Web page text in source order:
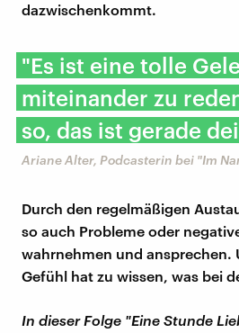
dazwischenkommt.
"Es ist eine tolle
miteinander zu
so, das ist gerade
Ariane Alter, Podcasterin bei "Im
Durch den regelmäßigen
so auch Probleme oder
wahrnehmen und ansprechen.
Gefühl hat zu wissen, was bei
In dieser Folge "Eine Stunde